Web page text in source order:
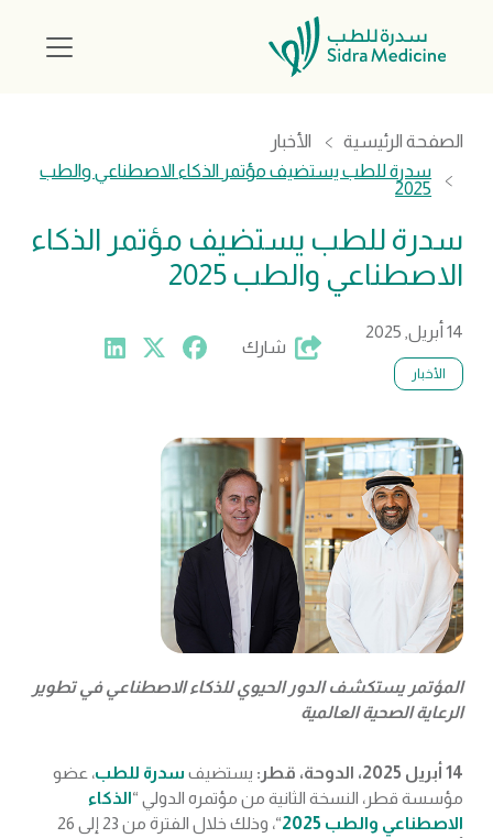
الصفحة الرئيسية
الأخبار
سدرة للطب يستضيف مؤتمر الذكاء الاصطناعي والطب
2025
سدرة للطب يستضيف مؤتمر الذكاء
الاصطناعي والطب 2025
14 أبريل, 2025
الأخبار
شارك
المؤتمر يستكشف الدور الحيوي للذكاء الاصطناعي في تطوير
الرعاية الصحية العالمية
14 أبريل 2025، الدوحة، قطر: يستضيف سدرة للطب، عضو
مؤسسة قطر، النسخة الثانية من مؤتمره الدولي “الذكاء
الاصطناعي والطب 2025
“، وذلك خلال الفترة من 23 إلى 26